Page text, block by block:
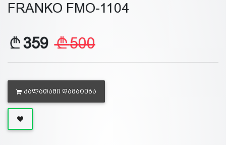
FRANKO FMO-1104
359 500
ᲙᲐᲚᲐᲗᲐᲨᲘ ᲓᲐᲛᲐᲢᲔᲑᲐ